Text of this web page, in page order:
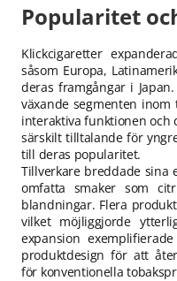
Popularitet
Klickcigaretter
såsom Europa,
deras framgångar i
växande segmenten
interaktiva funktionen och
särskilt tilltalande för
till deras popularitet.
Tillverkare breddade
omfatta smaker som
blandningar. Flera
vilket möjliggjorde
expansion
produktdesign för att
för konventionella